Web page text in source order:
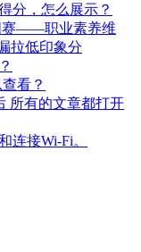
分，怎么展示？
赛——职业素养维
拉低印象分
看？
所有的文章都打开
连接Wi-Fi。